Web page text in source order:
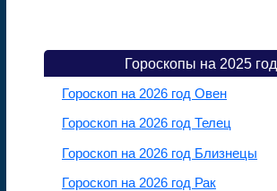
Гороскопы на 2025 год
Гороскоп на 2026 год Овен
Гороскоп на 2026 год Телец
Гороскоп на 2026 год Близнецы
Гороскоп на 2026 год Рак